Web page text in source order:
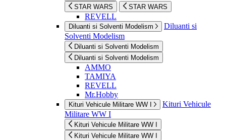
STAR WARS STAR WARS
REVELL
Diluanti si Solventi Modelism
Diluanti si
Solventi Modelism
Diluanti si Solventi Modelism
Diluanti si Solventi Modelism
AMMO
TAMIYA
REVELL
Mr.Hobby
Kituri Vehicule Militare WW I
Kituri Vehicule
Militare WW I
Kituri Vehicule Militare WW I
Kituri Vehicule Militare WW I